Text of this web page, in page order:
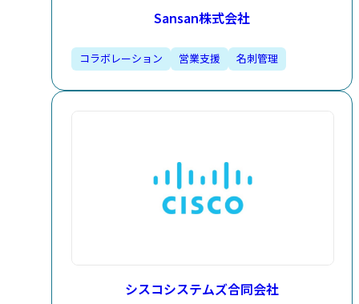
Sansan株式会社
コラボレーション 営業支援​ 名刺管理​
シスコシステムズ合同会社